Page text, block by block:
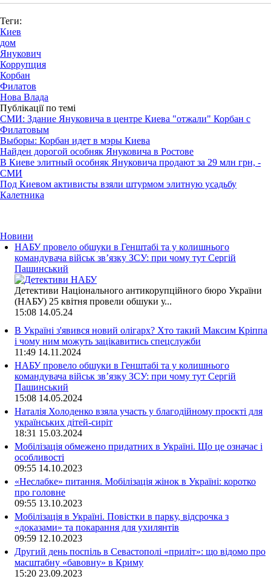
Теги:
Киев
дом
Янукович
Коррупция
Корбан
Филатов
Нова Влада
Публікації по темі
СМИ: Здание Януковича в центре Киева "отжали" Корбан с
Филатовым
Выборы: Корбан идет в мэры Киева
Найден дорогой особняк Януковича в Ростове
В Киеве элитный особняк Януковича продают за 29 млн грн, -
СМИ
Под Киевом активисты взяли штурмом элитную усадьбу
Калетника
Новини
НАБУ провело обшуки в Генштабі та у колишнього
командувача військ зв’язку ЗСУ: при чому тут Сергій
Пашинський
Детективи Національного антикорупційного бюро України
(НАБУ) 25 квітня провели обшуки у...
15:08 14.05.24
В Україні з'явився новий олігарх? Хто такий Максим Кріппа
і чому ним можуть зацікавитись спецслужби
11:49 14.11.2024
НАБУ провело обшуки в Генштабі та у колишнього
командувача військ зв’язку ЗСУ: при чому тут Сергій
Пашинський
15:08 14.05.2024
Наталія Холоденко взяла участь у благодійному проєкті для
українських дітей-сиріт
18:31 15.03.2024
Мобілізація обмежено придатних в Україні. Що це означає і
особливості
09:55 14.10.2023
«Неслабке» питання. Мобілізація жінок в Україні: коротко
про головне
09:55 13.10.2023
Мобілізація в Україні. Повістки в парку, відсрочка з
«доказами» та покарання для ухилянтів
09:59 12.10.2023
Другий день поспіль в Севастополі «приліт»: що відомо про
масштабну «бавовну» в Криму
15:20 23.09.2023